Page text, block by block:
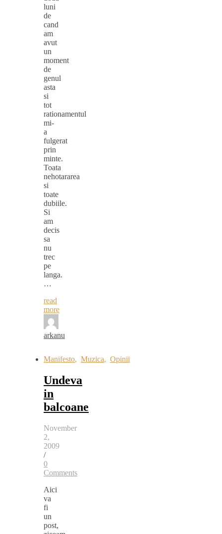
luni
de
cand
am
avut
un
moment
de
genul
asta
si
tot
rationamentul
mi-
a
fulgerat
prin
minte.
Toata
nehotararea
si
toate
dubiile.
Si
am
decis
sa
nu
trec
pe
langa.
…
read
more
arkanu
Manifesto, Muzica, Opinii
Undeva
in
balcoane
November
2,
2009
/
0
Comments
Aici
va
fi
un
post,